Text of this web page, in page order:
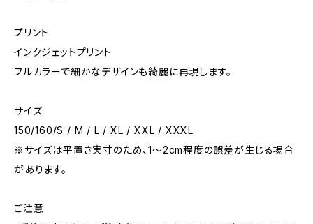
プリント
インクジェットプリント
フルカラーで細かなデザインも綺麗に再現します。
サイズ
150/160/S / M / L / XL / XXL / XXXL
※サイズは平置き実寸のため、1〜2cm程度の誤差が生じる場合
があります。
ご注意